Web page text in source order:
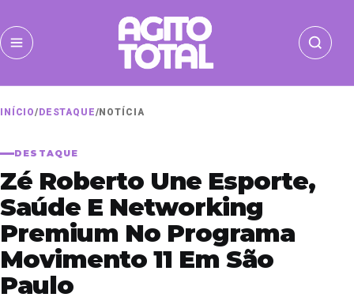
INÍCIO/ DESTAQUE/ NOTÍCIA
DESTAQUE
Zé Roberto Une Esporte,
Saúde E Networking
Premium No Programa
Movimento 11 Em São
Paulo